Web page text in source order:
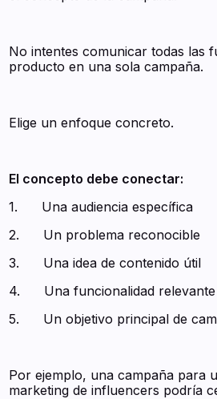
No intentes comunicar todas las
producto en una sola campaña.
Elige un enfoque concreto.
El concepto debe conectar:
1. Una audiencia específica
2. Un problema reconocible
3. Una idea de contenido útil
4. Una funcionalidad relevante
5. Un objetivo principal de
Por ejemplo, una campaña para
marketing de influencers podría